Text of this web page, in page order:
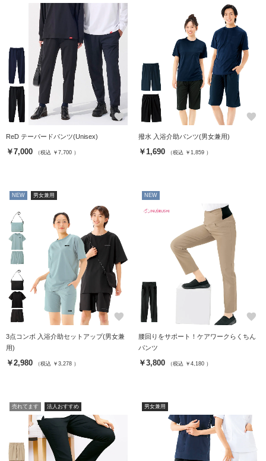
favorite
ReD テーパードパンツ(Unisex)
￥7,000 （税込 ￥7,700 ）
favorite
撥水 入浴介助パンツ(男女兼用)
￥1,690 （税込 ￥1,859 ）
NEW 男女兼用
favorite
3点コンボ 入浴介助セットアップ(男女兼
用)
￥2,980 （税込 ￥3,278 ）
NEW
favorite
腰回りをサポート！ケアワークらくちん
パンツ
￥3,800 （税込 ￥4,180 ）
売れてます 法人おすすめ 男女兼用